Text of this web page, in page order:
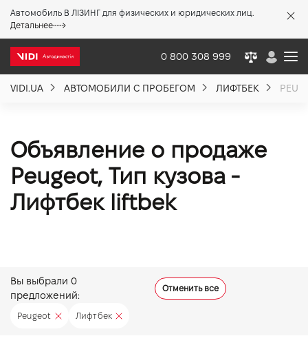
Автомобиль В ЛІЗИНГ для физических и юридических лиц.
Детальнее
0 800 308 999
VIDI.UA АВТОМОБИЛИ С ПРОБЕГОМ ЛИФТБЕК
Объявление о продаже
Peugeot, Тип кузова -
Лифтбек liftbek
Вы выбрали 0
предложений:
Отменить все
Peugeot Лифтбек
Акции %
Новости
Вакансии
VIDI Карьера